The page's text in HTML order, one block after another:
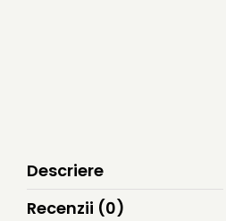
Descriere
Recenzii (0)